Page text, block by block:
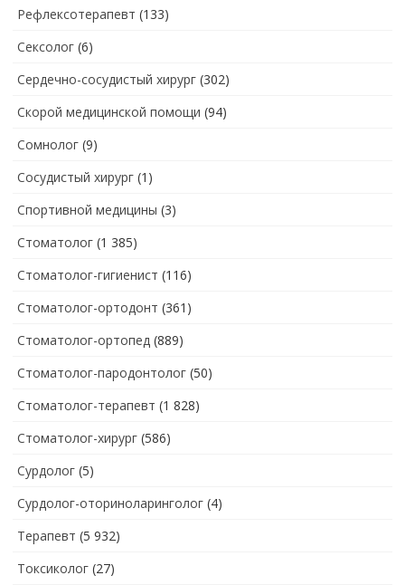
Рефлексотерапевт (133)
Сексолог (6)
Сердечно-сосудистый хирург (302)
Скорой медицинской помощи (94)
Сомнолог (9)
Сосудистый хирург (1)
Спортивной медицины (3)
Стоматолог (1 385)
Стоматолог-гигиенист (116)
Стоматолог-ортодонт (361)
Стоматолог-ортопед (889)
Стоматолог-пародонтолог (50)
Стоматолог-терапевт (1 828)
Стоматолог-хирург (586)
Сурдолог (5)
Сурдолог-оториноларинголог (4)
Терапевт (5 932)
Токсиколог (27)